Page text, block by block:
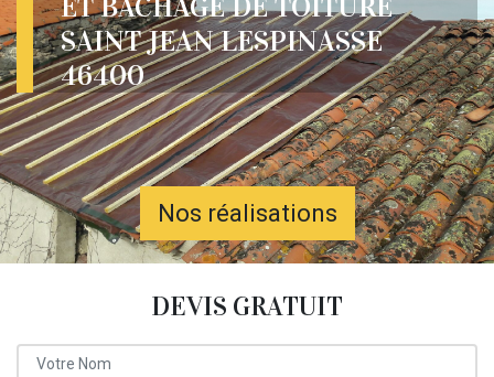
ET BÂCHAGE DE TOITURE
SAINT JEAN LESPINASSE
46400
Nos réalisations
DEVIS GRATUIT